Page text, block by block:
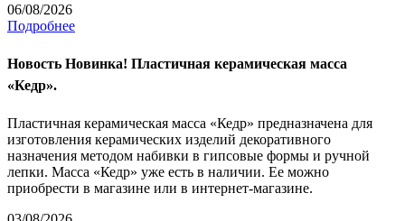
06/08/2026
Подробнее
Новость Новинка! Пластичная керамическая масса
«Кедр».
Пластичная керамическая масса «Кедр» предназначена для
изготовления керамических изделий декоративного
назначения методом набивки в гипсовые формы и ручной
лепки. Масса «Кедр» уже есть в наличии. Ее можно
приобрести в магазине или в интернет-магазине.